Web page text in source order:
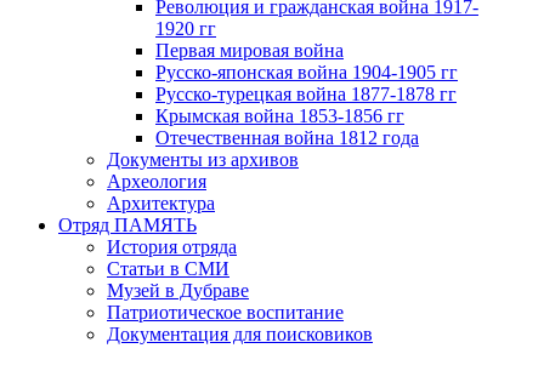
Революция и гражданская война 1917-
1920 гг
Первая мировая война
Русско-японская война 1904-1905 гг
Русско-турецкая война 1877-1878 гг
Крымская война 1853-1856 гг
Отечественная война 1812 года
Документы из архивов
Археология
Архитектура
Отряд ПАМЯТЬ
История отряда
Статьи в СМИ
Музей в Дубраве
Патриотическое воспитание
Документация для поисковиков